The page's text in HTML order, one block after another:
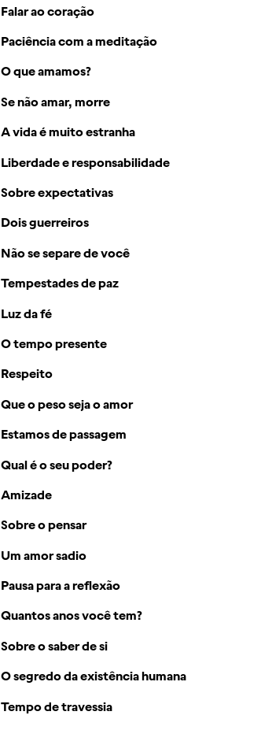
Falar ao coração
Paciência com a meditação
O que amamos?
Se não amar, morre
A vida é muito estranha
Liberdade e responsabilidade
Sobre expectativas
Dois guerreiros
Não se separe de você
Tempestades de paz
Luz da fé
O tempo presente
Respeito
Que o peso seja o amor
Estamos de passagem
Qual é o seu poder?
Amizade
Sobre o pensar
Um amor sadio
Pausa para a reflexão
Quantos anos você tem?
Sobre o saber de si
O segredo da existência humana
Tempo de travessia